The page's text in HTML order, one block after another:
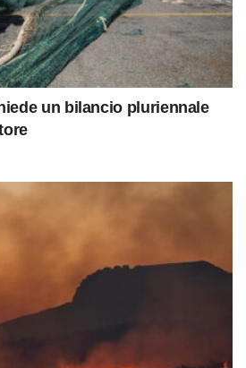
un bilancio pluriennale